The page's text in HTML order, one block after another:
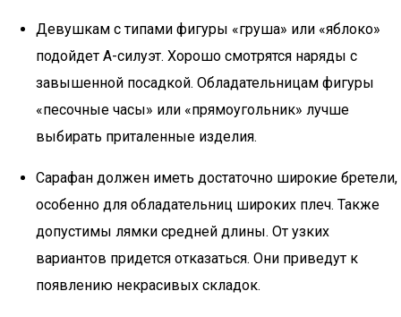
Девушкам с типами фигуры «груша» или «яблоко»
подойдет А-силуэт. Хорошо смотрятся наряды с
завышенной посадкой. Обладательницам фигуры
«песочные часы» или «прямоугольник» лучше
выбирать приталенные изделия.
Сарафан должен иметь достаточно широкие бретели,
особенно для обладательниц широких плеч. Также
допустимы лямки средней длины. От узких
вариантов придется отказаться. Они приведут к
появлению некрасивых складок.